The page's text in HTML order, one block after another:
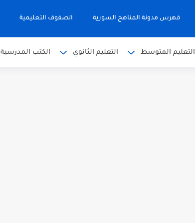
فهرس مدونة المناهج السورية الصفوف التعليمية
التعليم المتوسط التعليم الثانوي الكتب المدرسية